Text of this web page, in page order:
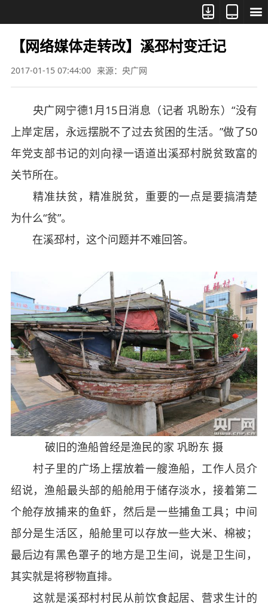



【网络媒体走转改】溪邳村变迁记
2017-01-15 07:44:00 来源：央广网
央广网宁德1月15日消息（记者 巩盼东）“没有
上岸定居，永远摆脱不了过去贫困的生活。”做了50
年党支部书记的刘向禄一语道出溪邳村脱贫致富的
关节所在。
精准扶贫，精准脱贫，重要的一点是要搞清楚
为什么“贫”。
在溪邳村，这个问题并不难回答。
破旧的渔船曾经是渔民的家 巩盼东 摄
村子里的广场上摆放着一艘渔船，工作人员介
绍说，渔船最头部的船舱用于储存淡水，接着第二
个舱存放捕来的鱼虾，然后是一些捕鱼工具；中间
部分是生活区，船舱里可以存放一些大米、棉被；
最后边有黑色罩子的地方是卫生间，说是卫生间，
其实就是将秽物直排。
这就是溪邳村村民从前饮食起居、营求生计的